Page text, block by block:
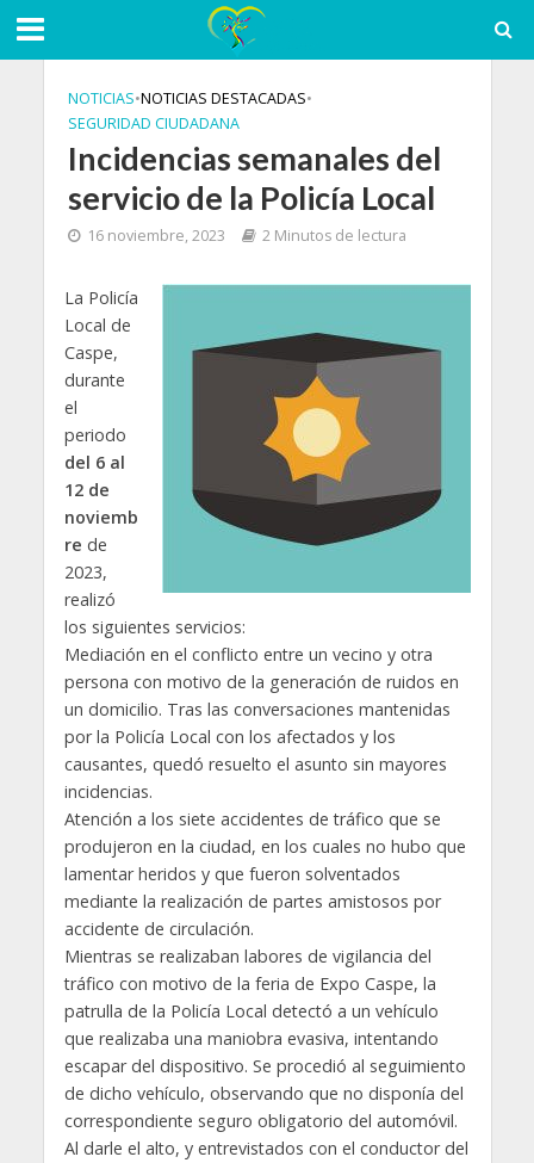
NOTICIAS•NOTICIAS DESTACADAS•
SEGURIDAD CIUDADANA
Incidencias semanales del
servicio de la Policía Local
16 noviembre, 2023 2 Minutos de lectura
La Policía
Local de
Caspe,
durante
el
periodo
del 6 al
12 de
noviemb
re de
2023,
realizó
los siguientes servicios:
Mediación en el conflicto entre un vecino y otra
persona con motivo de la generación de ruidos en
un domicilio. Tras las conversaciones mantenidas
por la Policía Local con los afectados y los
causantes, quedó resuelto el asunto sin mayores
incidencias.
Atención a los siete accidentes de tráfico que se
produjeron en la ciudad, en los cuales no hubo que
lamentar heridos y que fueron solventados
mediante la realización de partes amistosos por
accidente de circulación.
Mientras se realizaban labores de vigilancia del
tráfico con motivo de la feria de Expo Caspe, la
patrulla de la Policía Local detectó a un vehículo
que realizaba una maniobra evasiva, intentando
escapar del dispositivo. Se procedió al seguimiento
de dicho vehículo, observando que no disponía del
correspondiente seguro obligatorio del automóvil.
Al darle el alto, y entrevistados con el conductor del